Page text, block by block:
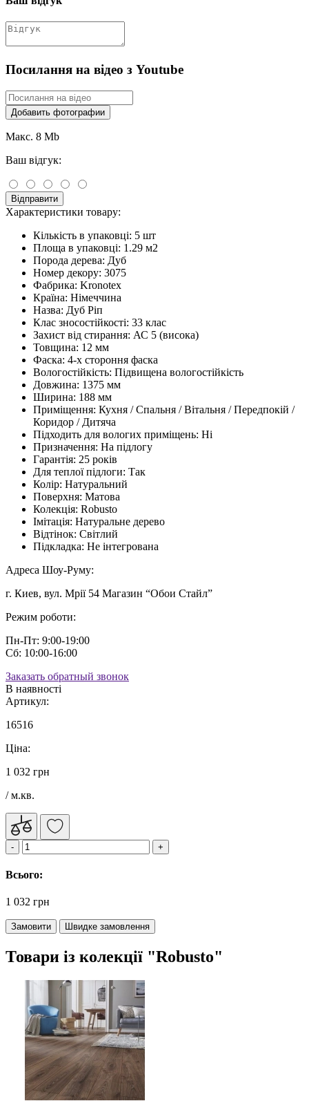
Посилання на відео з Youtube
Добавить фотографии
Макс. 8 Mb
Ваш відгук:
Відправити
Характеристики товару:
Кількість в упаковці: 5 шт
Площа в упаковці: 1.29 м2
Порода дерева: Дуб
Номер декору: 3075
Фабрика: Kronotex
Країна: Німеччина
Назва: Дуб Ріп
Клас зносостійкості: 33 клас
Захист від стирання: АС 5 (висока)
Товщина: 12 мм
Фаска: 4-х стороння фаска
Вологостійкість: Підвищена вологостійкість
Довжина: 1375 мм
Ширина: 188 мм
Приміщення: Кухня / Спальня / Вітальня / Передпокій /
Коридор / Дитяча
Підходить для вологих приміщень: Ні
Призначення: На підлогу
Гарантія: 25 років
Для теплої підлоги: Так
Колір: Натуральний
Поверхня: Матова
Колекція: Robusto
Імітація: Натуральне дерево
Відтінок: Світлий
Підкладка: Не інтегрована
Адреса Шоу-Руму:
г. Киев, вул. Мрії 54 Магазин “Обои Стайл”
Режим роботи:
Пн-Пт: 9:00-19:00
Сб: 10:00-16:00
Заказать обратный звонок
В наявності
Артикул:
16516
Ціна:
1 032 грн
/ м.кв.
Всього:
1 032 грн
Замовити Швидке замовлення
Товари із колекції "Robusto"